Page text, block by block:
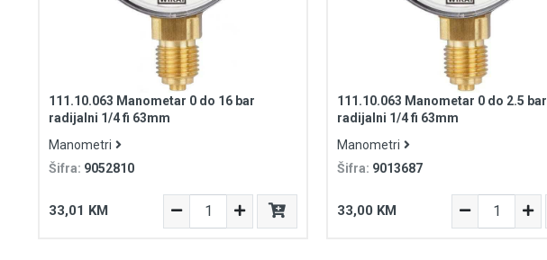
111.10.063 Manometar 0 do 16 bar
radijalni 1/4 fi 63mm
Manometri
Šifra: 9052810
33,01 KM
111.10.063 Manometar 0 do 2.5 bar
radijalni 1/4 fi 63mm
Manometri
Šifra: 9013687
33,00 KM